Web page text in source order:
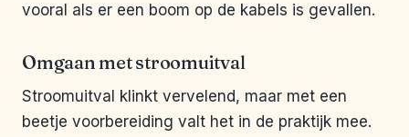
vooral als er een boom op de kabels is gevallen.
Omgaan met stroomuitval
Stroomuitval klinkt vervelend, maar met een
beetje voorbereiding valt het in de praktijk mee.